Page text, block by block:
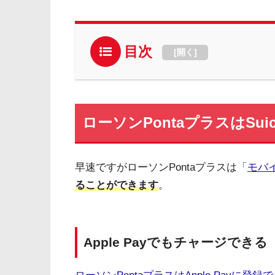
目次 [開く ]
ローソンPontaプラスは
早速ですがローソンPontaプラスは「 モバ
ることができます。
Apple Payでもチャージできる